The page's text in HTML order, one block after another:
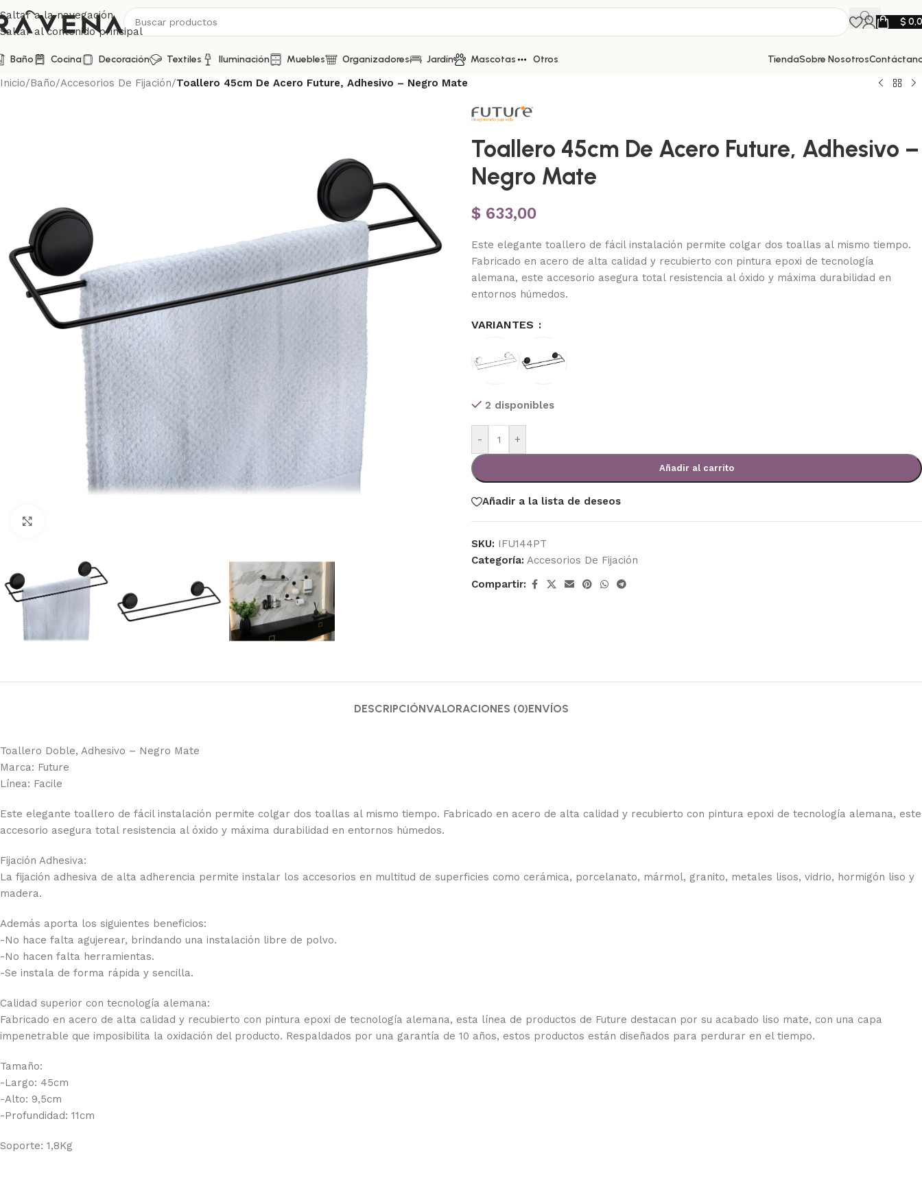
Saltar a la navegación
Saltar al contenido principal
$
Baño Cocina Decoración Textiles Iluminación Muebles Organizadores Jardín Mascotas Otros TiendaSobre Nosotros
Inicio/Baño/Accesorios De Fijación/Toallero 45cm De Acero Future, Adhesivo – Negro Mate
Toallero 45cm De Acero Future, Adhesivo –
Negro Mate
$ 633,00
Este elegante toallero de fácil instalación permite colgar dos toallas al mismo tiempo.
Fabricado en acero de alta calidad y recubierto con pintura epoxi de tecnología
alemana, este accesorio asegura total resistencia al óxido y máxima durabilidad en
entornos húmedos.
VARIANTES
2 disponibles
- +
Añadir al carrito
Añadir a la lista de deseos
SKU: IFU144PT
Categoría: Accesorios De Fijación
Compartir:
DESCRIPCIÓNVALORACIONES (0)ENVÍOS
Toallero Doble, Adhesivo – Negro Mate
Marca: Future
Línea: Facile
Este elegante toallero de fácil instalación permite colgar dos toallas al mismo tiempo. Fabricado en acero de alta calidad y recubierto con pintura epoxi de tecnología alemana, este
accesorio asegura total resistencia al óxido y máxima durabilidad en entornos húmedos.
Fijación Adhesiva:
La fijación adhesiva de alta adherencia permite instalar los accesorios en multitud de superficies como cerámica, porcelanato, mármol, granito, metales lisos, vidrio, hormigón liso y
madera.
Además aporta los siguientes beneficios:
-No hace falta agujerear, brindando una instalación libre de polvo.
-No hacen falta herramientas.
-Se instala de forma rápida y sencilla.
Calidad superior con tecnología alemana:
Fabricado en acero de alta calidad y recubierto con pintura epoxi de tecnología alemana, esta línea de productos de Future destacan por su acabado liso mate, con una capa
impenetrable que imposibilita la oxidación del producto. Respaldados por una garantía de 10 años, estos productos están diseñados para perdurar en el tiempo.
Tamaño:
-Largo: 45cm
-Alto: 9,5cm
-Profundidad: 11cm
Soporte: 1,8Kg